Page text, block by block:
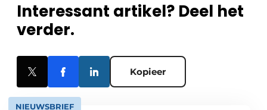
Interessant artikel? Deel het
verder.
Kopieer
NIEUWSBRIEF